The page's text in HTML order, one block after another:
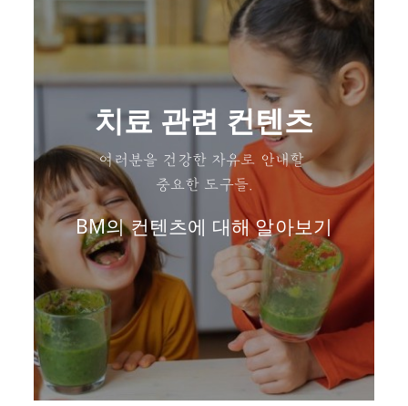
치료 관련 컨텐츠
여러분을 건강한 자유로 안내할
중요한 도구들.
BM의 컨텐츠에 대해 알아보기